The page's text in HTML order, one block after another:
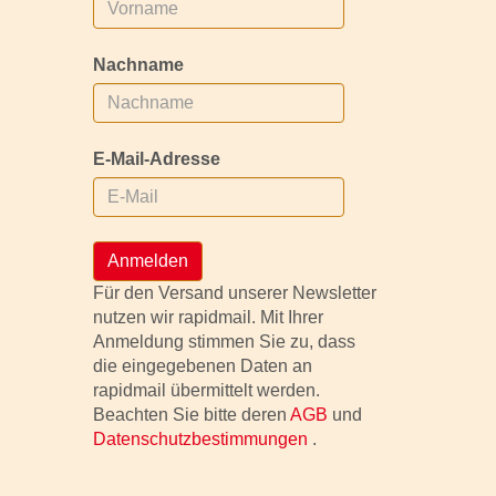
Nachname
E-Mail-Adresse
Anmelden
Für den Versand unserer Newsletter
nutzen wir rapidmail. Mit Ihrer
Anmeldung stimmen Sie zu, dass
die eingegebenen Daten an
rapidmail übermittelt werden.
Beachten Sie bitte deren AGB und
Datenschutzbestimmungen .